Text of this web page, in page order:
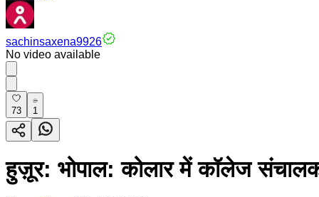
sachinsaxena9926
No video available
73 1
हुज़ूर: भोपाल: कोलार में कॉलेज